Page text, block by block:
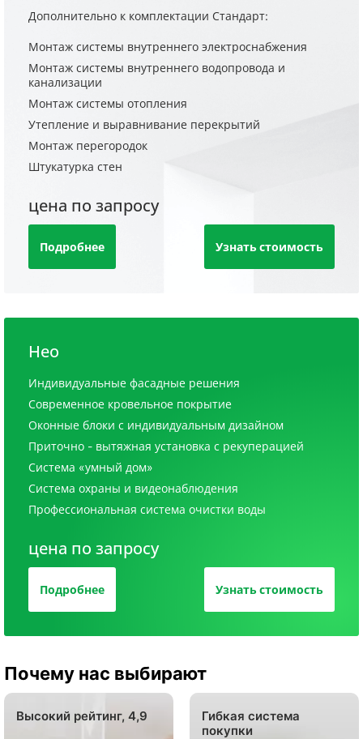
Дополнительно к комплектации Стандарт:
Монтаж системы внутреннего электроснабжения
Монтаж системы внутреннего водопровода и
канализации
Монтаж системы отопления
Утепление и выравнивание перекрытий
Монтаж перегородок
Штукатурка стен
цена по запросу
Подробнее Узнать стоимость
Нео
Индивидуальные фасадные решения
Современное кровельное покрытие
Оконные блоки с индивидуальным дизайном
Приточно - вытяжная установка с рекуперацией
Система «умный дом»
Система охраны и видеонаблюдения
Профессиональная система очистки воды
цена по запросу
Подробнее Узнать стоимость
Почему нас выбирают
Высокий рейтинг, 4,9
Гибкая система
покупки